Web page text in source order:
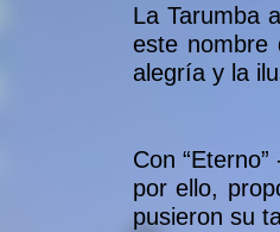
La Tarumba
este nombre
alegría y la
Con
por ello,
pusieron su